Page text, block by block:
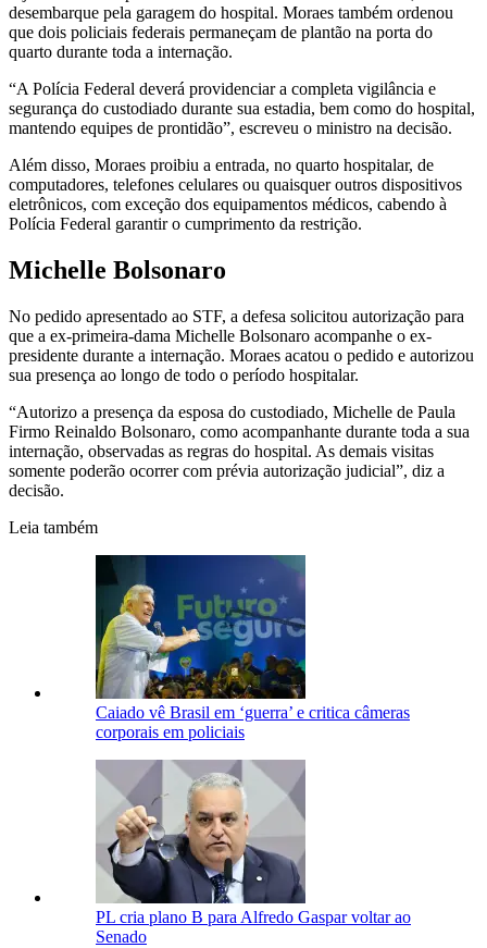
desembarque pela garagem do hospital. Moraes também ordenou
que dois policiais federais permaneçam de plantão na porta do
quarto durante toda a internação.
“A Polícia Federal deverá providenciar a completa vigilância e
segurança do custodiado durante sua estadia, bem como do hospital,
mantendo equipes de prontidão”, escreveu o ministro na decisão.
Além disso, Moraes proibiu a entrada, no quarto hospitalar, de
computadores, telefones celulares ou quaisquer outros dispositivos
eletrônicos, com exceção dos equipamentos médicos, cabendo à
Polícia Federal garantir o cumprimento da restrição.
Michelle Bolsonaro
No pedido apresentado ao STF, a defesa solicitou autorização para
que a ex-primeira-dama Michelle Bolsonaro acompanhe o ex-
presidente durante a internação. Moraes acatou o pedido e autorizou
sua presença ao longo de todo o período hospitalar.
“Autorizo a presença da esposa do custodiado, Michelle de Paula
Firmo Reinaldo Bolsonaro, como acompanhante durante toda a sua
internação, observadas as regras do hospital. As demais visitas
somente poderão ocorrer com prévia autorização judicial”, diz a
decisão.
Leia também
Caiado vê Brasil em ‘guerra’ e critica câmeras
corporais em policiais
PL cria plano B para Alfredo Gaspar voltar ao
Senado